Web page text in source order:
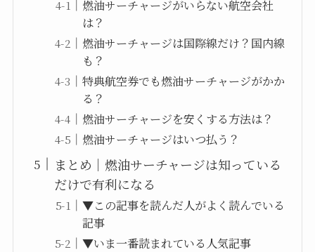
燃油サーチャージがいらない航空会社
は？
燃油サーチャージは国際線だけ？国内線
も？
特典航空券でも燃油サーチャージがかか
る？
燃油サーチャージを安くする方法は？
燃油サーチャージはいつ払う？
まとめ｜燃油サーチャージは知っている
だけで有利になる
▼この記事を読んだ人がよく読んでいる
記事
▼いま一番読まれている人気記事